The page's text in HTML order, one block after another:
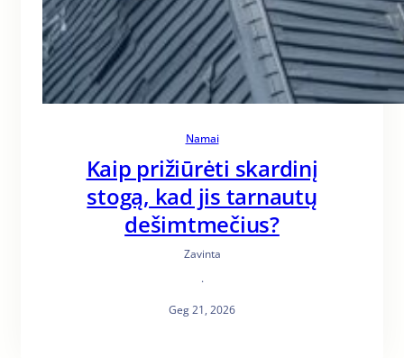
Namai
Kaip prižiūrėti skardinį
stogą, kad jis tarnautų
dešimtmečius?
Zavinta
·
Geg 21, 2026